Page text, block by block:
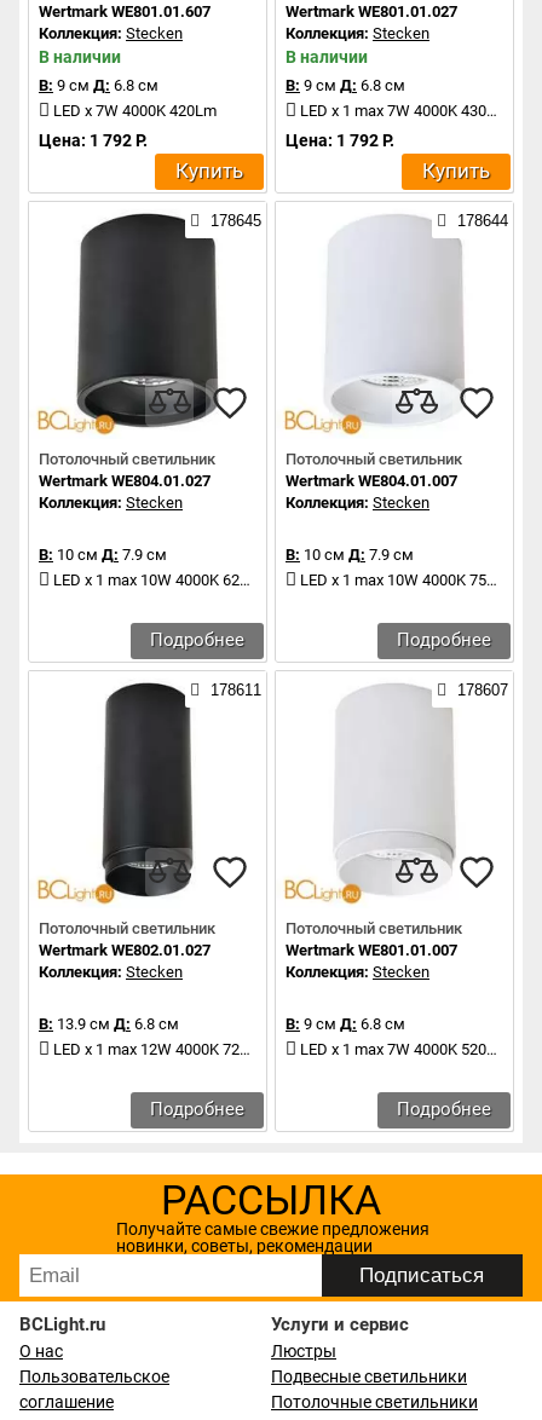
Wertmark WE801.01.607
Коллекция: Stecken
В наличии
В: 9 см Д: 6.8 см
LED x 7W 4000K 420Lm
Цена: 1 792 Р.
Купить
Wertmark WE801.01.027
Коллекция: Stecken
В наличии
В: 9 см Д: 6.8 см
LED x 1 max 7W 4000K 430Lm
Цена: 1 792 Р.
Купить
178645
Потолочный светильник
Wertmark WE804.01.027
Коллекция: Stecken
В: 10 см Д: 7.9 см
LED x 1 max 10W 4000K 620Lm
Подробнее
178644
Потолочный светильник
Wertmark WE804.01.007
Коллекция: Stecken
В: 10 см Д: 7.9 см
LED x 1 max 10W 4000K 750Lm
Подробнее
178611
Потолочный светильник
Wertmark WE802.01.027
Коллекция: Stecken
В: 13.9 см Д: 6.8 см
LED x 1 max 12W 4000K 720Lm
Подробнее
178607
Потолочный светильник
Wertmark WE801.01.007
Коллекция: Stecken
В: 9 см Д: 6.8 см
LED x 1 max 7W 4000K 520Lm
Подробнее
РАССЫЛКА
Получайте самые свежие предложения
новинки, советы, рекомендации
BCLight.ru
О нас
Пользовательское
соглашение
Услуги и сервис
Люстры
Подвесные светильники
Потолочные светильники